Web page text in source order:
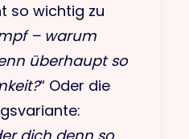
so wichtig zu
– warum
überhaupt so
“ Oder die